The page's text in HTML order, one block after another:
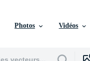
Photos Vidéos